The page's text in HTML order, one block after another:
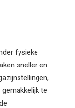
fysieke
sneller en
te